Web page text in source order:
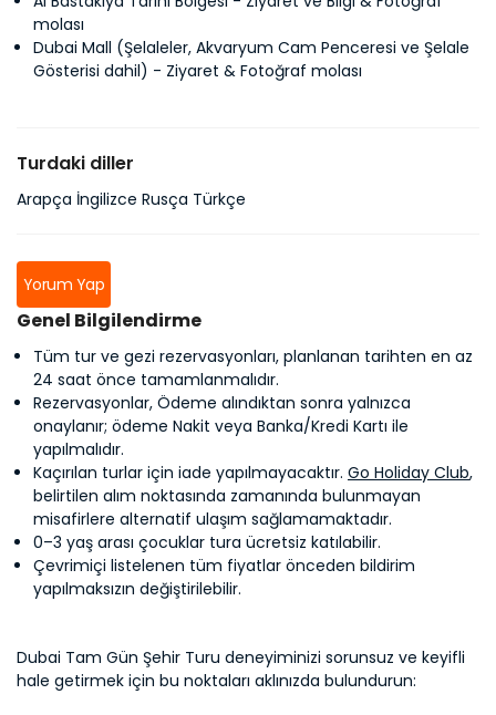
molası
Dubai Mall (Şelaleler, Akvaryum Cam Penceresi ve Şelale
Gösterisi dahil) - Ziyaret & Fotoğraf molası
Turdaki diller
Arapça İngilizce Rusça Türkçe
Yorum Yap
Genel Bilgilendirme
Tüm tur ve gezi rezervasyonları, planlanan tarihten en az
24 saat önce tamamlanmalıdır.
Rezervasyonlar, Ödeme alındıktan sonra yalnızca
onaylanır; ödeme Nakit veya Banka/Kredi Kartı ile
yapılmalıdır.
Kaçırılan turlar için iade yapılmayacaktır. Go Holiday Club,
belirtilen alım noktasında zamanında bulunmayan
misafirlere alternatif ulaşım sağlamamaktadır.
0–3 yaş arası çocuklar tura ücretsiz katılabilir.
Çevrimiçi listelenen tüm fiyatlar önceden bildirim
yapılmaksızın değiştirilebilir.
Dubai Tam Gün Şehir Turu deneyiminizi sorunsuz ve keyifli
hale getirmek için bu noktaları aklınızda bulundurun: